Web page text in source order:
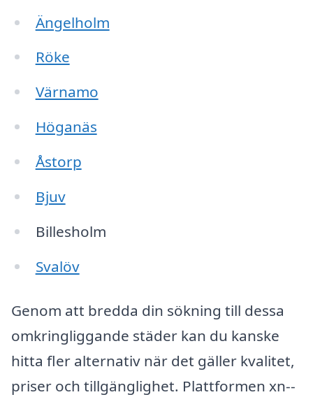
Ängelholm
Röke
Värnamo
Höganäs
Åstorp
Bjuv
Billesholm
Svalöv
Genom att bredda din sökning till dessa
omkringliggande städer kan du kanske
hitta fler alternativ när det gäller kvalitet,
priser och tillgänglighet. Plattformen xn--